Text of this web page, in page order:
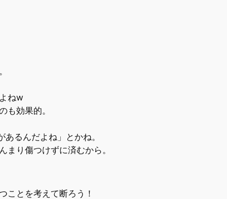
ねw
も効果的。
るんだよね」とかね。
まり傷つけずに済むから。
ことを考えて断ろう！